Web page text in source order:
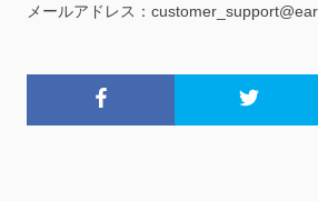
メールアドレス：